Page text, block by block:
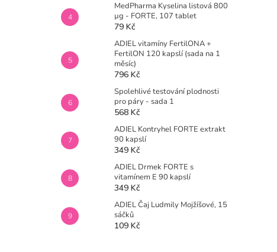
MedPharma Kyselina listová 800
µg - FORTE, 107 tablet
79 Kč
ADIEL vitamíny FertilONA +
FertilON 120 kapslí (sada na 1
měsíc)
796 Kč
Spolehlivé testování plodnosti
pro páry - sada 1
568 Kč
ADIEL Kontryhel FORTE extrakt
90 kapslí
349 Kč
ADIEL Drmek FORTE s
vitamínem E 90 kapslí
349 Kč
ADIEL Čaj Ludmily Mojžíšové, 15
sáčků
109 Kč